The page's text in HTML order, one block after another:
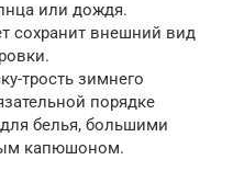
или дождя.
сохранит внешний вид
трость зимнего
порядке
белья, большими
капюшоном.